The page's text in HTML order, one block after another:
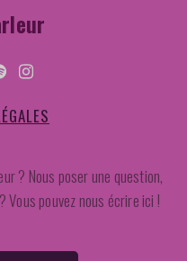
? Nous poser une question,
Vous pouvez nous écrire ici !